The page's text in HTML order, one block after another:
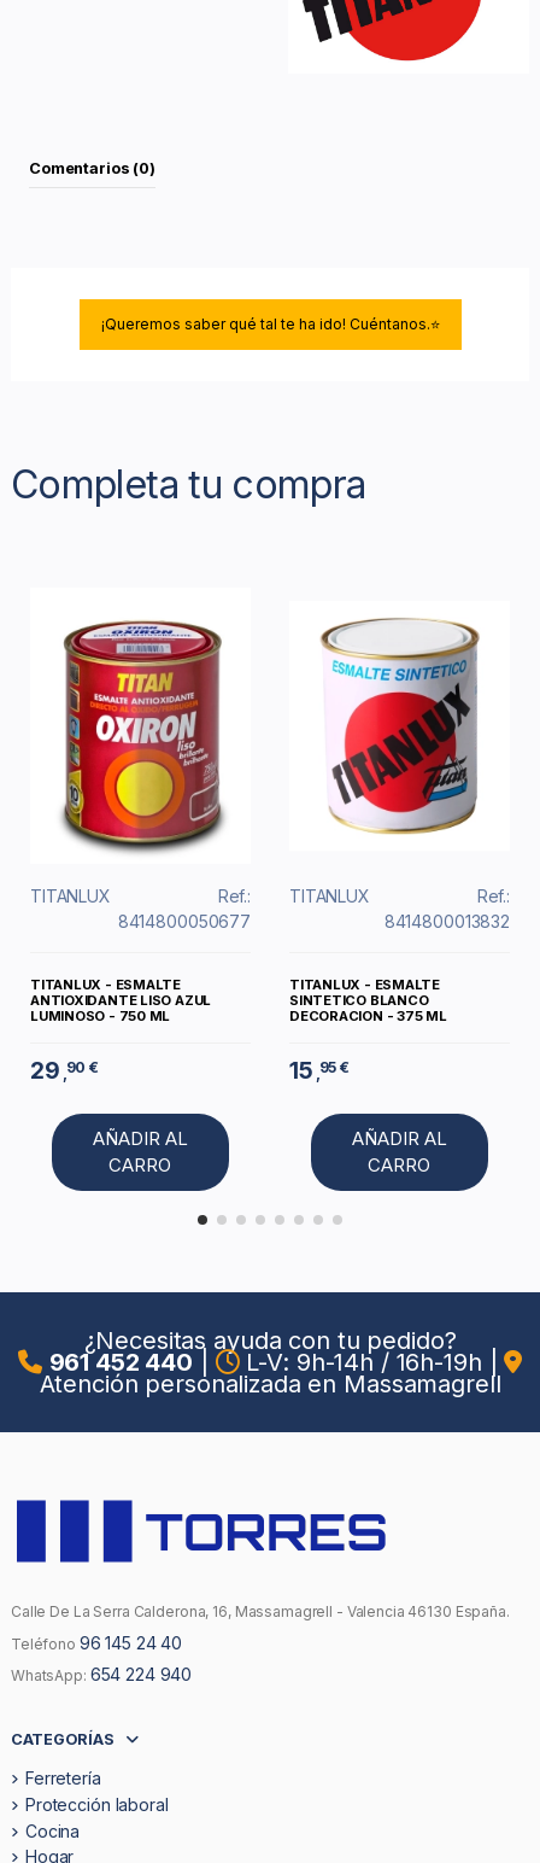
Comentarios (0)
¡Queremos saber qué tal te ha ido! Cuéntanos.⭐
Completa tu compra
TITANLUX
Ref.:
8414800050677
TITANLUX - ESMALTE
ANTIOXIDANTE LISO AZUL
LUMINOSO - 750 ML
29 90 €
AÑADIR AL
CARRO
TITANLUX
Ref.:
8414800013832
TITANLUX - ESMALTE
SINTETICO BLANCO
DECORACION - 375 ML
15 95 €
AÑADIR AL
CARRO
¿Necesitas ayuda con tu pedido?
961 452 440 L-V: 9h-14h / 16h-19h
Atención personalizada en Massamagrell
Calle De La Serra Calderona, 16, Massamagrell - Valencia 46130 España.
Teléfono 96 145 24 40
WhatsApp: 654 224 940
CATEGORÍAS
Ferretería
Protección laboral
Cocina
Hogar